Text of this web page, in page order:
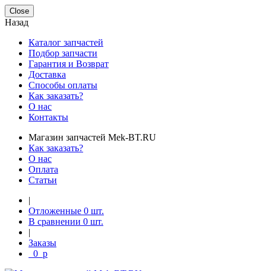
Close
Назад
Каталог запчастей
Подбор запчасти
Гарантия и Возврат
Доставка
Способы оплаты
Как заказать?
О нас
Контакты
Магазин запчастей Mek-BT.RU
Как заказать?
О нас
Оплата
Статьи
|
Отложенные 0 шт.
В сравнении 0 шт.
|
Заказы
0 p